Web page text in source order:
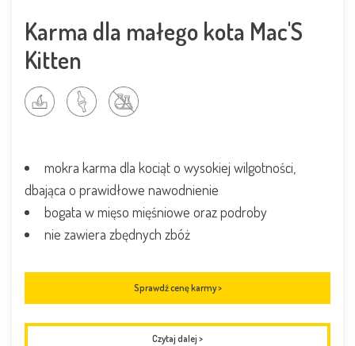
Karma dla małego kota Mac'S
Kitten
mokra karma dla kociąt o wysokiej wilgotności,
dbająca o prawidłowe nawodnienie
bogata w mięso mięśniowe oraz podroby
nie zawiera zbędnych zbóż
Sprawdź cenę karmy >
Czytaj dalej >